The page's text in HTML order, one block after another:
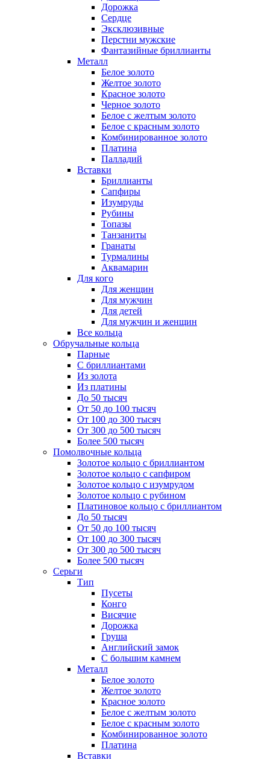
Дорожка
Сердце
Эксклюзивные
Перстни мужские
Фантазийные бриллианты
Металл
Белое золото
Желтое золото
Красное золото
Черное золото
Белое с желтым золото
Белое с красным золото
Комбинированное золото
Платина
Палладий
Вставки
Бриллианты
Сапфиры
Изумруды
Рубины
Топазы
Танзаниты
Гранаты
Турмалины
Аквамарин
Для кого
Для женщин
Для мужчин
Для детей
Для мужчин и женщин
Все кольца
Обручальные кольца
Парные
С бриллиантами
Из золота
Из платины
До 50 тысяч
От 50 до 100 тысяч
От 100 до 300 тысяч
От 300 до 500 тысяч
Более 500 тысяч
Помолвочные кольца
Золотое кольцо с бриллиантом
Золотое кольцо с сапфиром
Золотое кольцо с изумрудом
Золотое кольцо с рубином
Платиновое кольцо с бриллиантом
До 50 тысяч
От 50 до 100 тысяч
От 100 до 300 тысяч
От 300 до 500 тысяч
Более 500 тысяч
Серьги
Тип
Пусеты
Конго
Висячие
Дорожка
Груша
Английский замок
С большим камнем
Металл
Белое золото
Желтое золото
Красное золото
Белое с желтым золото
Белое с красным золото
Комбинированное золото
Платина
Вставки